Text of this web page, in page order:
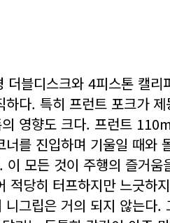
블디스크와 4피스톤 캘
다. 특히 프런트 포크가
영향도 크다. 프런트
를 진입하며 기울일 때와
모든 것이 주행의 즐거
당히 터프하지만 느긋하
그립은 거의 되지 않는다